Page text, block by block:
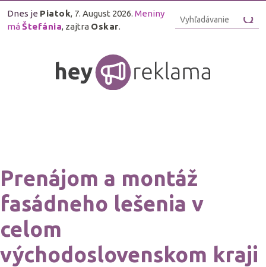
Dnes je Piatok, 7. August 2026. Meniny
máŠtefánia, zajtra Oskar.
Prenájom a montáž
fasádneho lešenia v
celom
východoslovenskom kraji